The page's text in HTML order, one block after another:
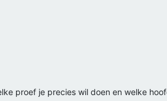
proef je precies wil doen en welke